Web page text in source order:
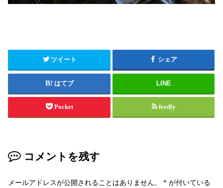
ツイート シェア
はてブ LINE
Pocket feedly
コメントを残す
メールアドレスが公開されることはありません。 * が付いている